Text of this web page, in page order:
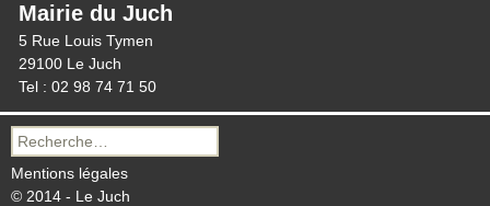
Mairie du Juch
5 Rue Louis Tymen
29100 Le Juch
Tel : 02 98 74 71 50
Recherche
pour :
Mentions légales
© 2014 - Le Juch